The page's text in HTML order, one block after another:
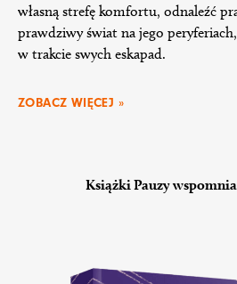
własną strefę komfortu, odnaleźć
prawdziwy świat na jego
w trakcie swych eskapad.
ZOBACZ WIĘCEJ »
Książki Pauzy